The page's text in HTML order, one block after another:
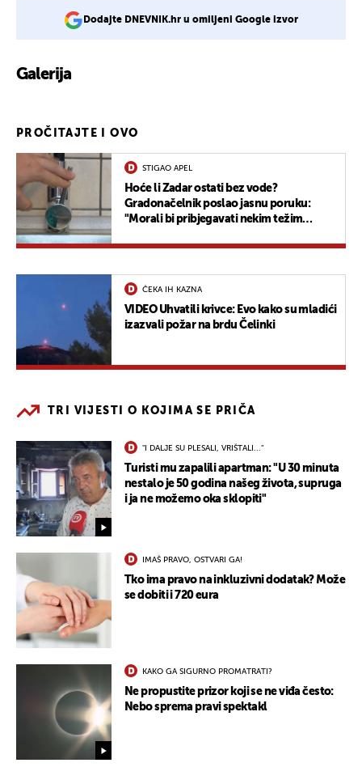
Dodajte DNEVNIK.hr u omiljeni Google izvor
Galerija
PROČITAJTE I OVO
STIGAO APEL
Hoće li Zadar ostati bez vode?
Gradonačelnik poslao jasnu poruku:
"Morali bi pribjegavati nekim težim
ČEKA IH KAZNA
VIDEO Uhvatili krivce: Evo kako su mladići
izazvali požar na brdu Čelinki
TRI VIJESTI O KOJIMA SE PRIČA
"I DALJE SU PLESALI, VRIŠTALI..."
Turisti mu zapalili apartman: "U 30 minuta
nestalo je 50 godina našeg života, supruga
i ja ne možemo oka sklopiti"
IMAŠ PRAVO, OSTVARI GA!
Tko ima pravo na inkluzivni dodatak? Može
se dobiti i 720 eura
KAKO GA SIGURNO PROMATRATI?
Ne propustite prizor koji se ne viđa često:
Nebo sprema pravi spektakl